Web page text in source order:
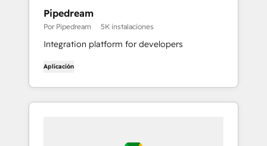
Pipedream
Por Pipedream 5K instalaciones
Integration platform for developers
Aplicación